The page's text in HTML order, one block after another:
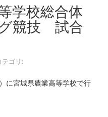
学校総合体
競技 試合
テゴリ:
に宮城県農業高等学校で行